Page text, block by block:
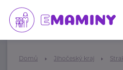
Domů Jihočeský kraj